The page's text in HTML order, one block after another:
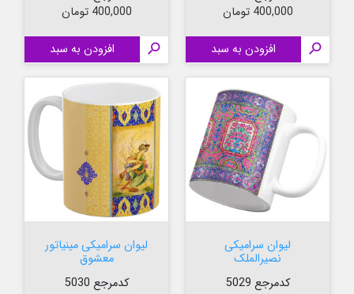
قیمت
400,000 تومان
 افزودن به سبد
قیمت
400,000 تومان
 افزودن به سبد
لیوان سرامیکی
نصیرالملک
کدمرجع 5029
لیوان سرامیکی مینیاتور
معشوق
کدمرجع 5030